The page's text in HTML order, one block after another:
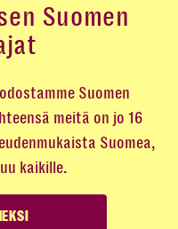
Suomen
Suomen
meitä on jo 16
Suomea,
kaikille.